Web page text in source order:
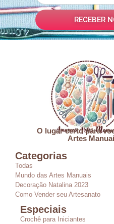
RECEBER
O lugar certo para
Artes
Categorias
Todas
Mundo das Artes Manuais
Decoração Natalina 2023
Como Vender seu Artesanato
Especiais
Crochê para Iniciantes